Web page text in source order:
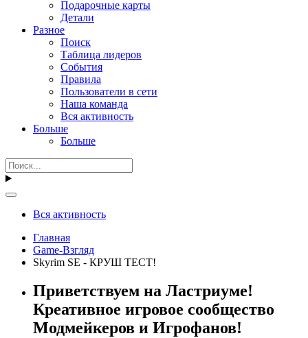
Подарочные карты
Детали
Разное
Поиск
Таблица лидеров
События
Правила
Пользователи в сети
Наша команда
Вся активность
Больше
Больше
Вся активность
Главная
Game-Взгляд
Skyrim SE - КРУШ ТЕСТ!
Приветствуем на Ластриуме!
Креативное игровое сообщество
Модмейкеров и Игрофанов!